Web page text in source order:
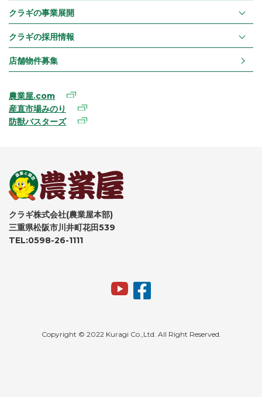
クラギの事業展開
クラギの採用情報
店舗物件募集
農業屋.com
産直市場みのり
防獣バスターズ
クラギ株式会社(農業屋本部)
三重県松阪市川井町花田539
TEL:0598-26-1111
Copyright © 2022 Kuragi Co.,Ltd. All Right Reserved.